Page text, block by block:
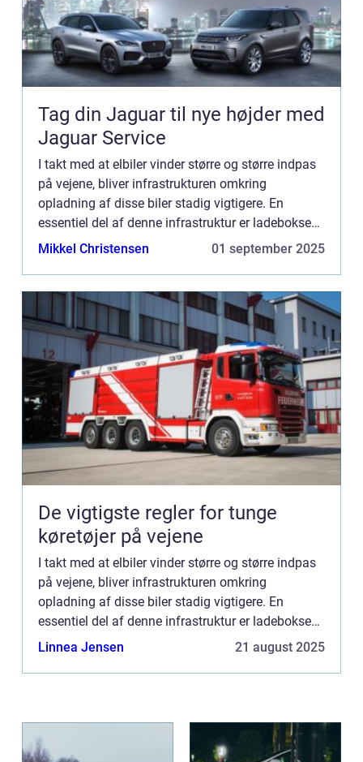
Tag din Jaguar til nye højder med
Jaguar Service
I takt med at elbiler vinder større og større indpas
på vejene, bliver infrastrukturen omkring
opladning af disse biler stadig vigtigere. En
essentiel del af denne infrastruktur er ladeboksen,
som gør det muligt sikkert og ...
Mikkel Christensen 01 september 2025
De vigtigste regler for tunge
køretøjer på vejene
I takt med at elbiler vinder større og større indpas
på vejene, bliver infrastrukturen omkring
opladning af disse biler stadig vigtigere. En
essentiel del af denne infrastruktur er ladeboksen,
som gør det muligt sikkert og ...
Linnea Jensen 21 august 2025